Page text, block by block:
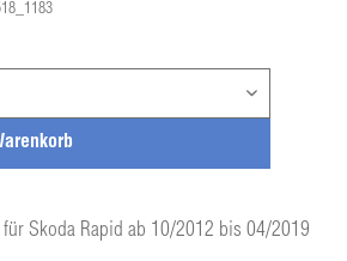
Skoda Rapid ab 10/2012 bis 04/2019